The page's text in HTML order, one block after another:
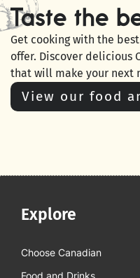
Taste the
Get cooking with the
offer. Discover delicious
that will make your next
View our food
Explore
Choose Canadian
Food and Drinks